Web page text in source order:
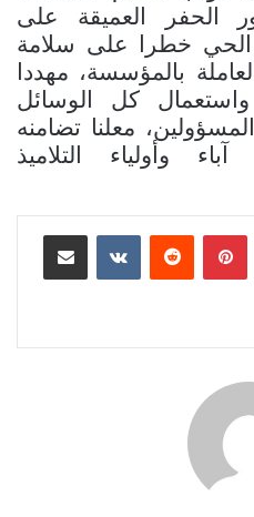
الحفر العميقة على
خطرا على سلامة
بالمؤسسة، مهددا
واستعمال كل الوسائل
معلنا تضامنه
وأولياء التلاميذ
بينتيريست مشاركة عبر البريد